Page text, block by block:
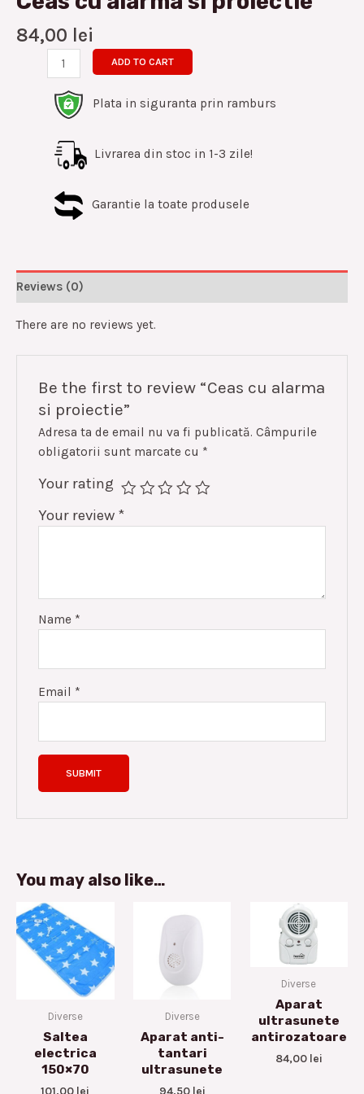
84,00 lei
ADD TO CART
Plata in siguranta prin ramburs
Livrarea din stoc in 1-3 zile!
Garantie la toate produsele
Reviews (0)
There are no reviews yet.
Be the first to review “Ceas cu alarma
si proiectie”
Adresa ta de email nu va fi publicată. Câmpurile
obligatorii sunt marcate cu *
Your rating
Your review *
Name *
Email *
You may also like…
Diverse
Saltea
electrica
150×70
101,00 lei
Diverse
Aparat anti-
tantari
ultrasunete
94,50 lei
Diverse
Aparat
ultrasunete
antirozatoare
84,00 lei